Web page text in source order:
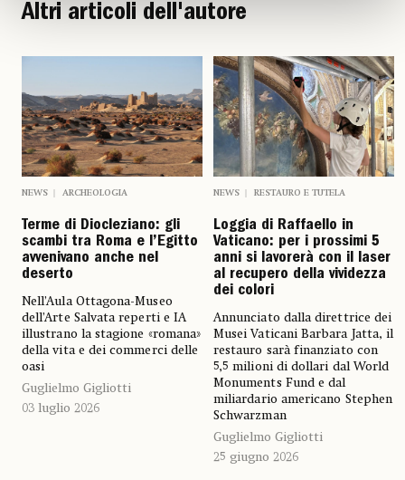
Altri articoli dell'autore
NEWS ARCHEOLOGIA
Terme di Diocleziano: gli
scambi tra Roma e l’Egitto
avvenivano anche nel
deserto
Nell’Aula Ottagona-Museo
dell’Arte Salvata reperti e IA
illustrano la stagione «romana»
della vita e dei commerci delle
oasi
Guglielmo Gigliotti
03 luglio 2026
NEWS RESTAURO E TUTELA
Loggia di Raffaello in
Vaticano: per i prossimi 5
anni si lavorerà con il laser
al recupero della vividezza
dei colori
Annunciato dalla direttrice dei
Musei Vaticani Barbara Jatta, il
restauro sarà finanziato con
5,5 milioni di dollari dal World
Monuments Fund e dal
miliardario americano Stephen
Schwarzman
Guglielmo Gigliotti
25 giugno 2026